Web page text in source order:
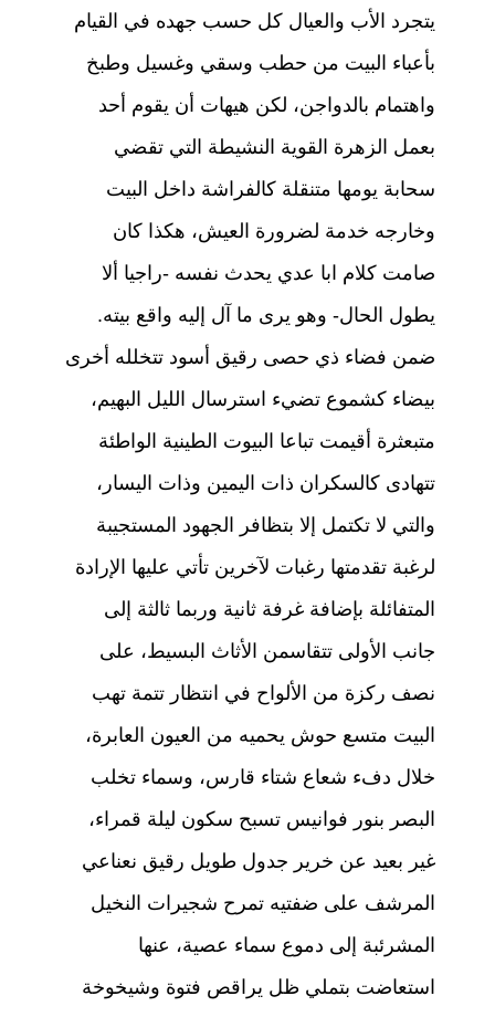
يتجرد الأب والعيال كل حسب جهده في القيام
بأعباء البيت من حطب وسقي وغسيل وطبخ
واهتمام بالدواجن، لكن هيهات أن يقوم أحد
بعمل الزهرة القوية النشيطة التي تقضي
سحابة يومها متنقلة كالفراشة داخل البيت
وخارجه خدمة لضرورة العيش، هكذا كان
صامت كلام ابا عدي يحدث نفسه -راجيا ألا
يطول الحال- وهو يرى ما آل إليه واقع بيته.
ضمن فضاء ذي حصى رقيق أسود تتخلله أخرى
بيضاء كشموع تضيء استرسال الليل البهيم،
متبعثرة أقيمت تباعا البيوت الطينية الواطئة
تتهادى كالسكران ذات اليمين وذات اليسار،
والتي لا تكتمل إلا بتظافر الجهود المستجيبة
لرغبة تقدمتها رغبات لآخرين تأتي عليها الإرادة
المتفائلة بإضافة غرفة ثانية وربما ثالثة إلى
جانب الأولى تتقاسمن الأثاث البسيط، على
نصف ركزة من الألواح في انتظار تتمة تهب
البيت متسع حوش يحميه من العيون العابرة،
خلال دفء شعاع شتاء قارس، وسماء تخلب
البصر بنور فوانيس تسبح سكون ليلة قمراء،
غير بعيد عن خرير جدول طويل رقيق نعناعي
المرشف على ضفتيه تمرح شجيرات النخيل
المشرئبة إلى دموع سماء عصية، عنها
استعاضت بتملي ظل يراقص فتوة وشيخوخة